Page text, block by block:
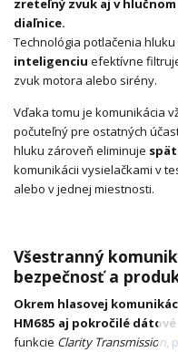
zreteľný zvuk aj v
diaľnice.
Technológia potlačenia
inteligenciu efektívne
zvuk motora alebo sirény.
Vďaka tomu je komunikácia
počuteľný pre ostatných
hluku zároveň eliminuje
komunikácii vysielačkami v
alebo v jednej miestnosti.
Všestranný
bezpečnosť a
Okrem hlasovej
HM685 aj pokročilé
funkcie Clarity Transmission,